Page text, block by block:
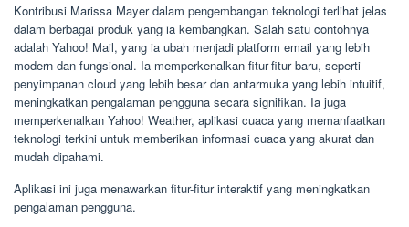
Kontribusi Marissa Mayer dalam pengembangan teknologi terlihat jelas
dalam berbagai produk yang ia kembangkan. Salah satu contohnya
adalah Yahoo! Mail, yang ia ubah menjadi platform email yang lebih
modern dan fungsional. Ia memperkenalkan fitur-fitur baru, seperti
penyimpanan cloud yang lebih besar dan antarmuka yang lebih intuitif,
meningkatkan pengalaman pengguna secara signifikan. Ia juga
memperkenalkan Yahoo! Weather, aplikasi cuaca yang memanfaatkan
teknologi terkini untuk memberikan informasi cuaca yang akurat dan
mudah dipahami.
Aplikasi ini juga menawarkan fitur-fitur interaktif yang meningkatkan
pengalaman pengguna.